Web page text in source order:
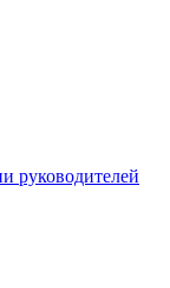
руководителей